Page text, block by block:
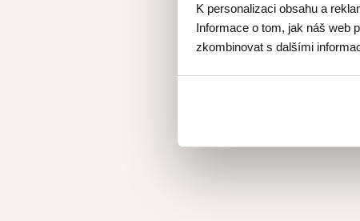
K personalizaci obsahu a
Informace o tom, jak náš web
zkombinovat s dalšími
Kurz Kláry
recepty
Paní Klára